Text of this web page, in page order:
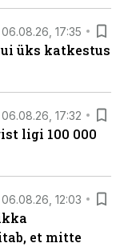
06.08.26, 17:35
üks katkestus
06.08.26, 17:32
ligi 100 000
06.08.26, 12:03
et mitte